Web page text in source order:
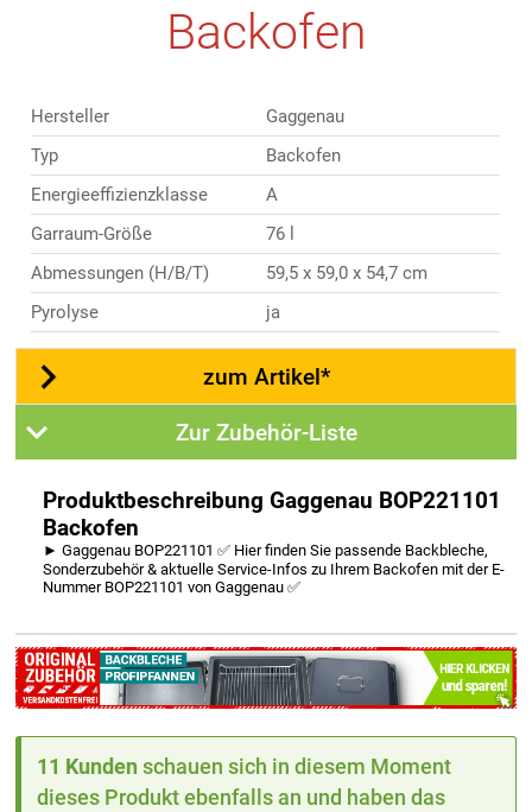
Backofen
Hersteller
Gaggenau
Typ
Backofen
Energieeffizienzklasse
A
Garraum-Größe
76 l
Abmessungen (H/B/T)
59,5 x 59,0 x 54,7 cm
Pyrolyse
ja
zum Artikel*
Zur Zubehör-Liste
Produktbeschreibung Gaggenau BOP221101
Backofen
► Gaggenau BOP221101 ✅ Hier finden Sie passende Backbleche,
Sonderzubehör & aktuelle Service-Infos zu Ihrem Backofen mit der E-
Nummer BOP221101 von Gaggenau ✅
11 Kunden schauen sich in diesem Moment
dieses Produkt ebenfalls an und haben das